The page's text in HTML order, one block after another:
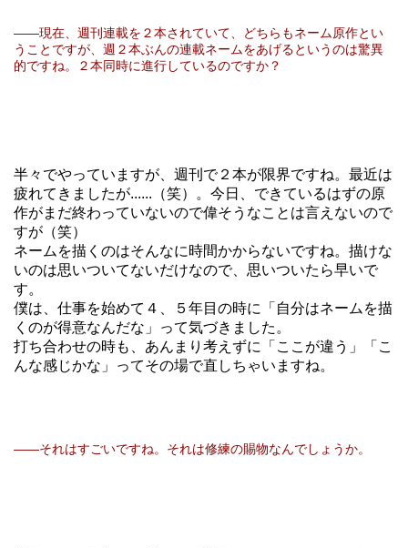
――現在、週刊連載を２本されていて、どちらもネーム原作とい
うことですが、週２本ぶんの連載ネームをあげるというのは驚異
的ですね。２本同時に進行しているのですか？
半々でやっていますが、週刊で２本が限界ですね。最近は
疲れてきましたが......（笑）。今日、できているはずの原
作がまだ終わっていないので偉そうなことは言えないので
すが（笑）
ネームを描くのはそんなに時間かからないですね。描けな
いのは思いついてないだけなので、思いついたら早いで
す。
僕は、仕事を始めて４、５年目の時に「自分はネームを描
くのが得意なんだな」って気づきました。
打ち合わせの時も、あんまり考えずに「ここが違う」「こ
んな感じかな」ってその場で直しちゃいますね。
――それはすごいですね。それは修練の賜物なんでしょうか。